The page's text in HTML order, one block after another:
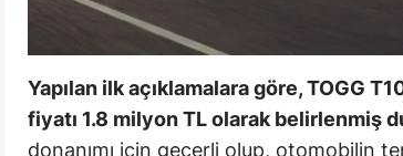
Çorum
Yapılan ilk açıklamalara göre, TOGG
fiyatı 1.8 milyon TL olarak belirlenmiş
donanımı için geçerli olup, otomobilin